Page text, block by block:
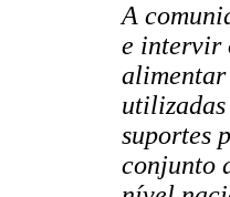
A
e intervir
alimentar
suportes
conjunto